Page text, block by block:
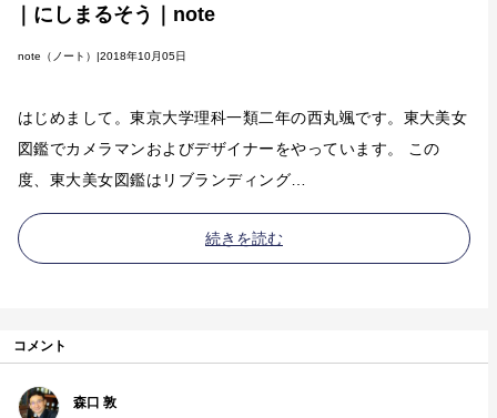
｜にしまるそう｜note
note（ノート）|2018年10月05日
はじめまして。東京大学理科一類二年の西丸颯です。東大美女
図鑑でカメラマンおよびデザイナーをやっています。 この
度、東大美女図鑑はリブランディング…
続きを読む
コメント
森口 敦